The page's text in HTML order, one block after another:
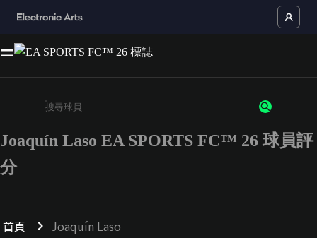
請輸入至少 3 個字元或數字
Joaquín Laso EA SPORTS FC™ 26 球員評
分
首頁 Joaquín Laso